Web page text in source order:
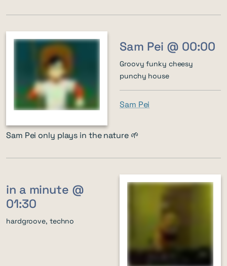
Sam Pei @ 00:00
Groovy funky cheesy
punchy house
Sam Pei
Sam Pei only plays in the nature 🌱
in a minute @
01:30
hardgroove, techno